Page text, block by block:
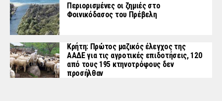
Περιορισμένες οι ζημιές στο
Φοινικόδασος του Πρέβελη
Κρήτη: Πρώτος μαζικός έλεγχος της
ΑΑΔΕ για τις αγροτικές επιδοτήσεις, 120
από τους 195 κτηνοτρόφους δεν
προσήλθαν